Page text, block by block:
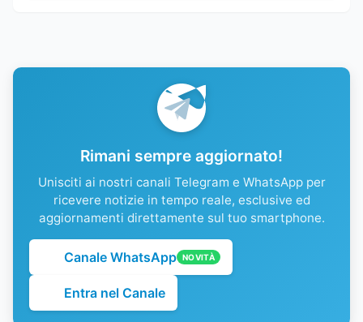
Rimani sempre aggiornato!
Unisciti ai nostri canali Telegram e WhatsApp per
ricevere notizie in tempo reale, esclusive ed
aggiornamenti direttamente sul tuo smartphone.
Canale WhatsApp NOVITÀ
Entra nel Canale